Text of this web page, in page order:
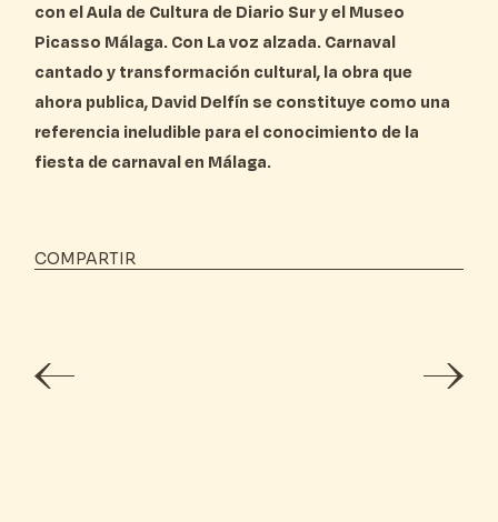
con el Aula de Cultura de Diario Sur y el Museo
Picasso Málaga. Con La voz alzada. Carnaval
cantado y transformación cultural, la obra que
ahora publica, David Delfín se constituye como una
referencia ineludible para el conocimiento de la
fiesta de carnaval en Málaga.
COMPARTIR